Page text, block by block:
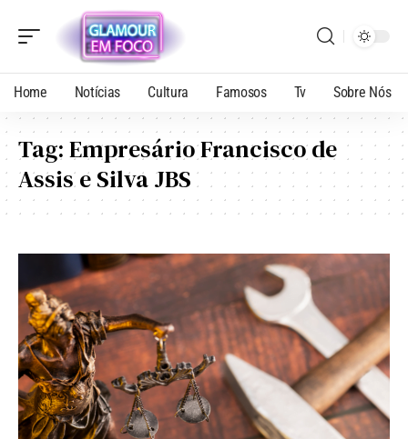
Home Notícias Cultura Famosos Tv Sobre Nós
Tag:Empresário Francisco de
Assis e Silva JBS